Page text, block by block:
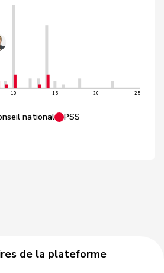
10 15 20 25
national PSS
de la plateforme